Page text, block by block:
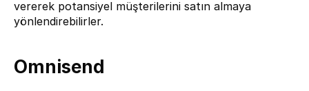
vererek potansiyel müşterilerini satın almaya
yönlendirebilirler.
Omnisend